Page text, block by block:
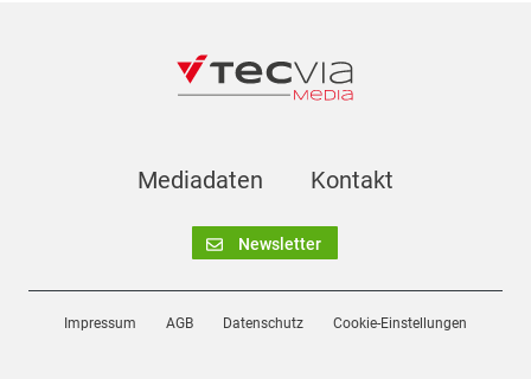
Mediadaten Kontakt
Newsletter
Impressum AGB Datenschutz Cookie-Einstellungen